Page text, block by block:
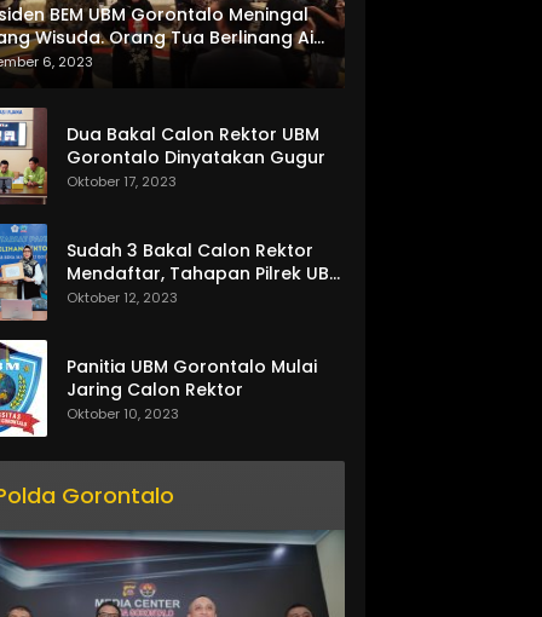
BEM UBM Gorontalo Meningal
Wisuda. Orang Tua Berlinang Air
Menerima SKL dan Pemasangan
6, 2023
Dua Bakal Calon Rektor UBM
Gorontalo Dinyatakan Gugur
Oktober 17, 2023
Sudah 3 Bakal Calon Rektor
Mendaftar, Tahapan Pilrek UBM
Gorontalo Makin Seru
Oktober 12, 2023
Panitia UBM Gorontalo Mulai
Jaring Calon Rektor
Oktober 10, 2023
Gorontalo